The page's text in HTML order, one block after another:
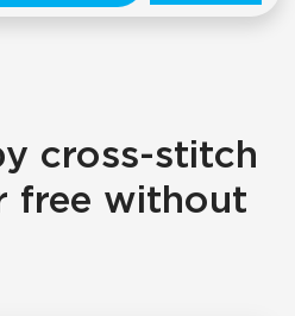
cross-stitch
free without